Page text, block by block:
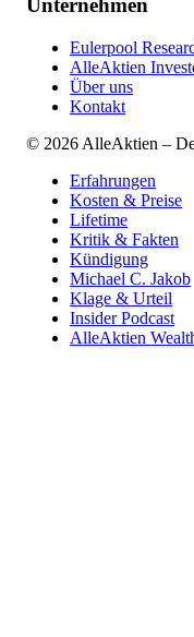
Unternehmen
Eulerpool
AlleAktien
Über uns
Kontakt
© 2026 AlleAktien –
Erfahrungen
Kosten & Preise
Lifetime
Kritik & Fakten
Kündigung
Michael C. Jakob
Klage & Urteil
Insider Podcast
AlleAktien